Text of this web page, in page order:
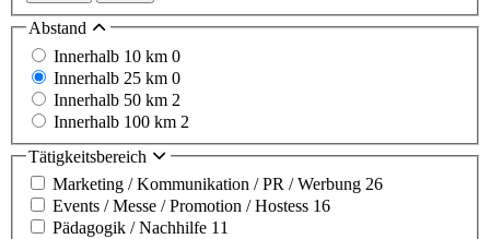
Abstand
Innerhalb 10 km 0
Innerhalb 25 km 0
Innerhalb 50 km 2
Innerhalb 100 km 2
Tätigkeitsbereich
Marketing / Kommunikation / PR / Werbung 26
Events / Messe / Promotion / Hostess 16
Pädagogik / Nachhilfe 11